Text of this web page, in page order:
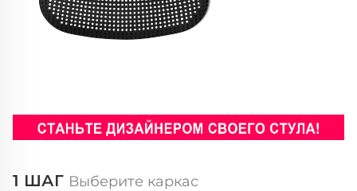
1 ШАГ Выберите каркас